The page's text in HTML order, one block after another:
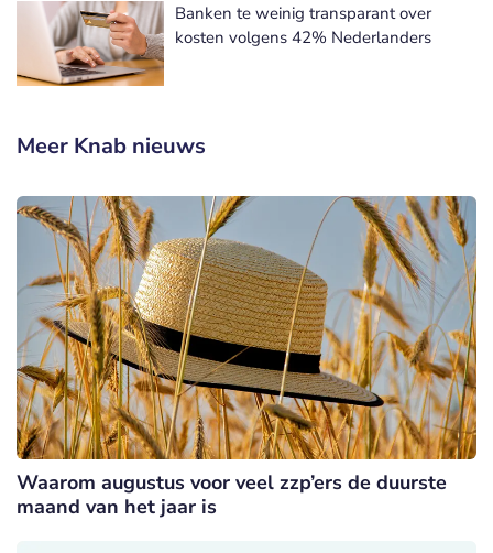
Banken te weinig transparant over
kosten volgens 42% Nederlanders
Meer Knab nieuws
Waarom augustus voor veel zzp’ers de duurste
maand van het jaar is